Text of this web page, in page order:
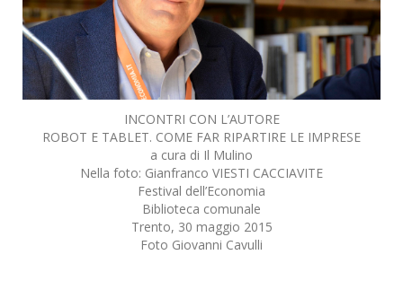
INCONTRI CON L’AUTORE
ROBOT E TABLET. COME FAR RIPARTIRE LE IMPRESE
a cura di Il Mulino
Nella foto: Gianfranco VIESTI CACCIAVITE
Festival dell’Economia
Biblioteca comunale
Trento, 30 maggio 2015
Foto Giovanni Cavulli